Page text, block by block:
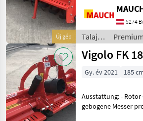
Új gép
kapcsolókuplunggal
pontos rögzítés -
Egyfokozatú
540 ford./perc
kardántengely-
5274
Talajművelő
gépek /
Vigolo
Vigolo FK
Gy. év 2021 185
Ausstattung: - Rotor 6
gebogene Messer